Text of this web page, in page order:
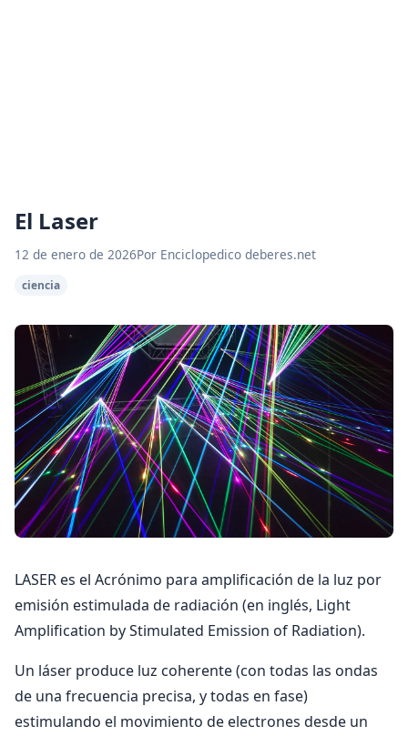
El Laser
12 de enero de 2026Por Enciclopedico deberes.net
ciencia
LASER es el Acrónimo para amplificación de la luz por
emisión estimulada de radiación (en inglés, Light
Amplification by Stimulated Emission of Radiation).
Un láser produce luz coherente (con todas las ondas
de una frecuencia precisa, y todas en fase)
estimulando el movimiento de electrones desde un